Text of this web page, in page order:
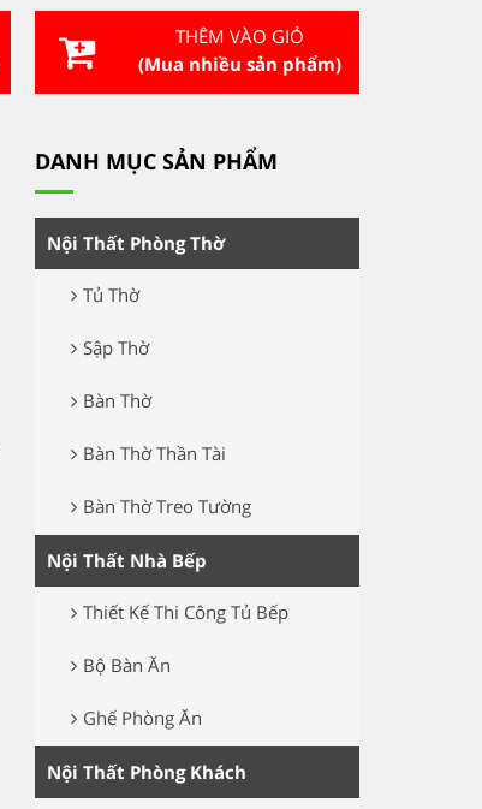
THÊM VÀO GIỎ
(Mua nhiều sản phẩm)
DANH MỤC SẢN PHẨM
Nội Thất Phòng Thờ
Tủ Thờ
Sập Thờ
Bàn Thờ
Bàn Thờ Thần Tài
Bàn Thờ Treo Tường
Nội Thất Nhà Bếp
Thiết Kế Thi Công Tủ Bếp
Bộ Bàn Ăn
Ghế Phòng Ăn
Nội Thất Phòng Khách